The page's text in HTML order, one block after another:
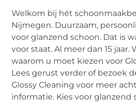
Welkom bij hét
Nijmegen. Duurzaam,
voor glanzend schoon. Dat is
voor staat. Al meer dan 15 jaar.
waarom u moet kiezen voor
Lees gerust verder of bezoek
Glossy Cleaning voor meer
informatie. Kies voor glanzend